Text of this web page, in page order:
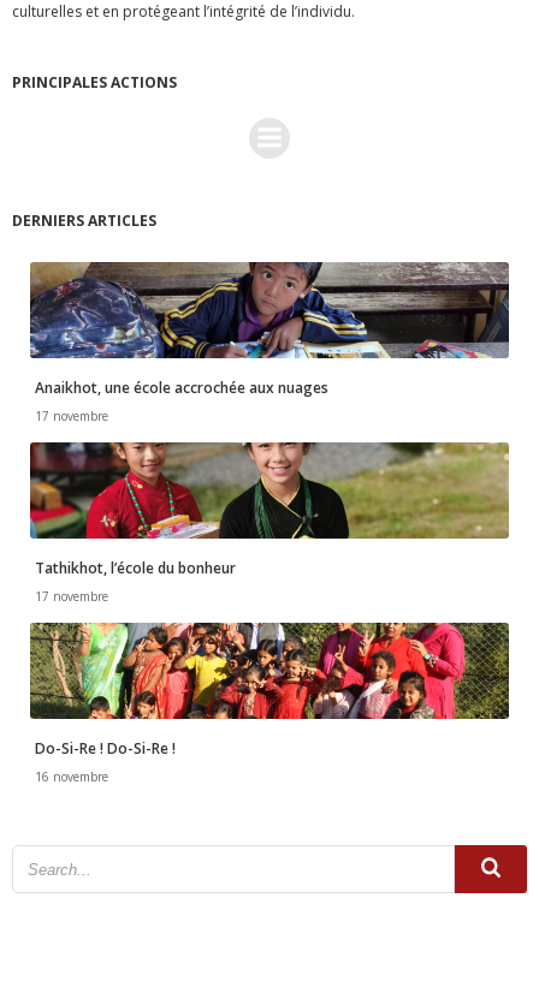
culturelles et en protégeant l’intégrité de l’individu.
PRINCIPALES ACTIONS
DERNIERS ARTICLES
Anaikhot, une école accrochée aux nuages
17 novembre
Tathikhot, l’école du bonheur
17 novembre
Do-Si-Re ! Do-Si-Re !
16 novembre